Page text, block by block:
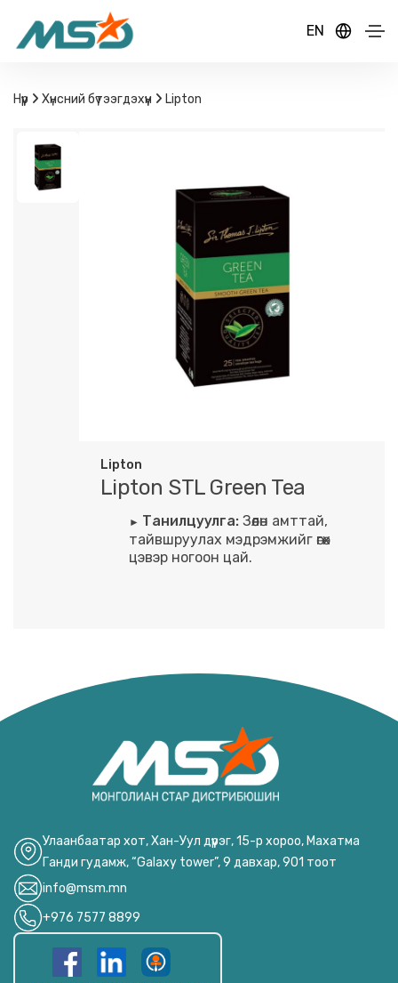
EN
Нүүр Хүнсний бүтээгдэхүүн Lipton
Lipton
Lipton STL Green Tea
Танилцуулга:Зөөлөн амттай,
тайвшруулах мэдрэмжийг өгөх
цэвэр ногоон цай.
Улаанбаатар хот, Хан-Уул дүүрэг, 15-р хороо, Махатма
Ганди гудамж, “Galaxy tower”, 9 давхар, 901 тоот
info@msm.mn
+976 7577 8899